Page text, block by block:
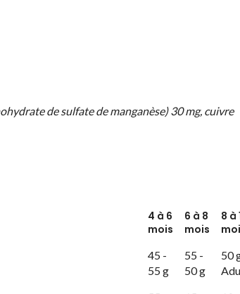
de sulfate de manganèse) 30 mg, cuivre
4 à 6
mois
6 à 8
mois
8 à
45 -
55 g
55 -
50 g
50